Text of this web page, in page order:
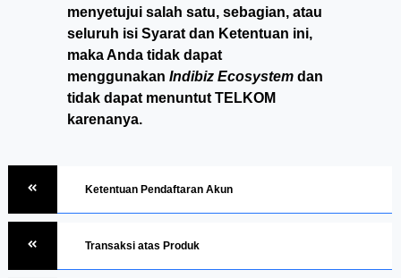
menyetujui salah satu, sebagian, atau
seluruh isi Syarat dan Ketentuan ini,
maka Anda tidak dapat
menggunakan Indibiz Ecosystem dan
tidak dapat menuntut TELKOM
karenanya.
Ketentuan Pendaftaran Akun
Transaksi atas Produk